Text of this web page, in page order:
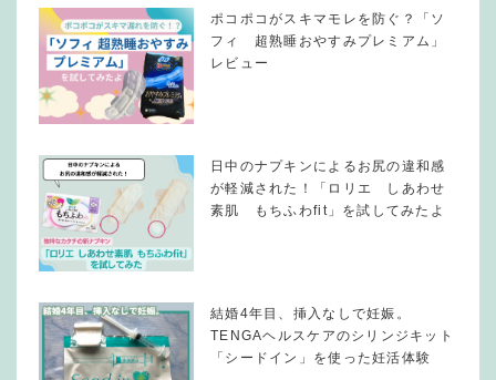
ポコポコがスキマモレを防ぐ？「ソ
フィ 超熟睡おやすみプレミアム」
レビュー
日中のナプキンによるお尻の違和感
が軽減された！「ロリエ しあわせ
素肌 もちふわfit」を試してみたよ
結婚4年目、挿入なしで妊娠。
TENGAヘルスケアのシリンジキット
「シードイン」を使った妊活体験